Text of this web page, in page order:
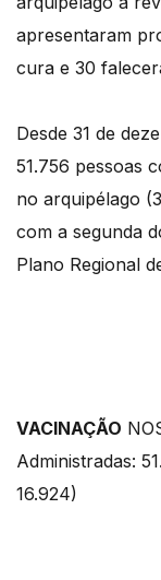
apresentaram
cura e 30
Desde 31 de
51.756 pessoas
no arquipélago
com a segunda
Plano Regional
VACINAÇÃO
Administradas:
16.924)